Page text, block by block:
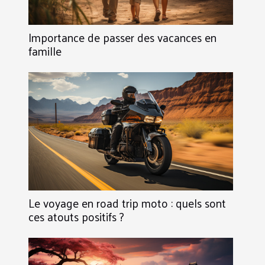
Importance de passer des vacances en
famille
Le voyage en road trip moto : quels sont
ces atouts positifs ?